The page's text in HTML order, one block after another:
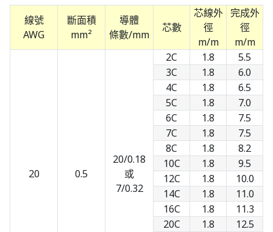
線號
AWG
斷面積
mm²
導體
條數/mm
芯數
芯線外
徑
m/m
完成外
徑
m/m
20 0.5
20/0.18
或
7/0.32
2C 1.8
5.5
3C
1.8
6.0
4C
1.8
6.5
5C
1.8
7.0
6C
1.8
7.5
7C
1.8
7.5
8C
1.8
8.2
10C
1.8
9.5
12C
1.8
10.0
14C
1.8
11.0
16C
1.8
11.3
20C
1.8
12.5